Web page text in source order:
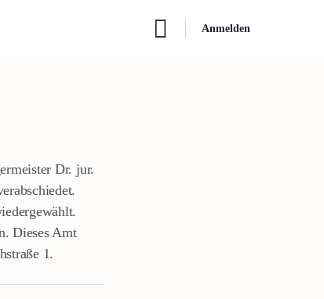
Anmelden
Dr. jur.
Dieses Amt
1.